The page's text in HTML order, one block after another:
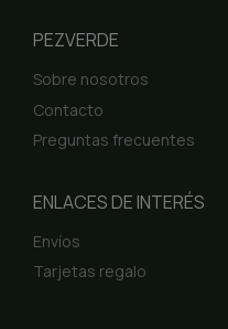
PEZVERDE
Sobre nosotros
Contacto
Preguntas frecuentes
ENLACES DE INTERÉS
Envíos
Tarjetas regalo